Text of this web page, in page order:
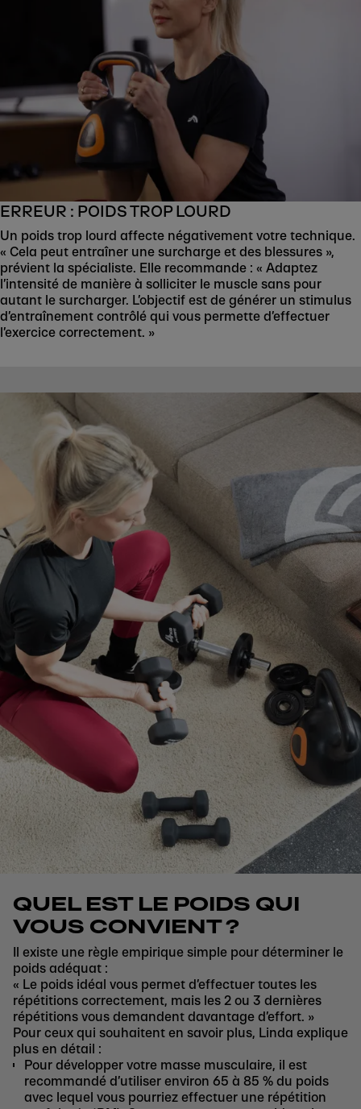
ERREUR : POIDS TROP LOURD
Un poids trop lourd affecte négativement votre technique.
« Cela peut entraîner une surcharge et des blessures »,
prévient la spécialiste. Elle recommande : « Adaptez
l’intensité de manière à solliciter le muscle sans pour
autant le surcharger. L’objectif est de générer un stimulus
d’entraînement contrôlé qui vous permette d’effectuer
l’exercice correctement. »
QUEL EST LE POIDS QUI
VOUS CONVIENT ?
Il existe une règle empirique simple pour déterminer le
poids adéquat :
« Le poids idéal vous permet d’effectuer toutes les
répétitions correctement, mais les 2 ou 3 dernières
répétitions vous demandent davantage d’effort. »
Pour ceux qui souhaitent en savoir plus, Linda explique
plus en détail :
Pour développer votre masse musculaire, il est
recommandé d’utiliser environ 65 à 85 % du poids
avec lequel vous pourriez effectuer une répétition